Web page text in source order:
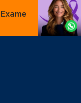
Agende
por
Whatsapp